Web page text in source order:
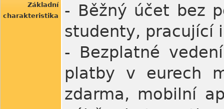
Základní
charakteristika
- Běžný účet bez
studenty, pracující
- Bezplatné
platby v eurech
zdarma, mobilní